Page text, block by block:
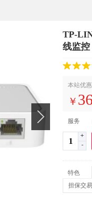
TP-
线监控
本站优
￥
服务
+
-
特色
担保交